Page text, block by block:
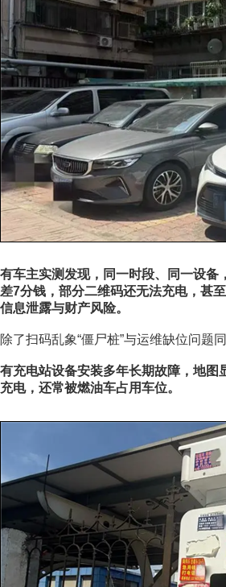
有车主实测发现，同一时段、同一设备
差7分钱，部分二维码还无法充电，甚
信息泄露与财产风险。
除了扫码乱象“僵尸桩”与运维缺位问题同
有充电站设备安装多年长期故障，地图
充电，还常被燃油车占用车位。